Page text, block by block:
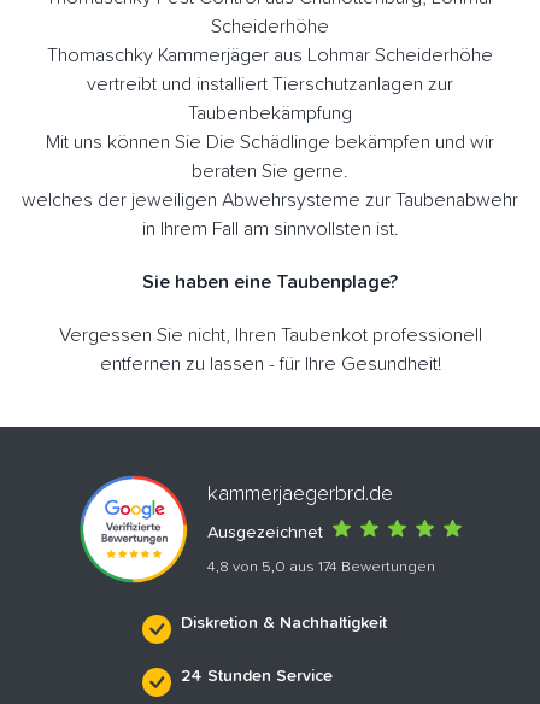
Scheiderhöhe
Thomaschky Kammerjäger aus Lohmar Scheiderhöhe
vertreibt und installiert Tierschutzanlagen zur
Taubenbekämpfung
Mit uns können Sie Die Schädlinge bekämpfen und wir
beraten Sie gerne.
welches der jeweiligen Abwehrsysteme zur Taubenabwehr
in Ihrem Fall am sinnvollsten ist.
Sie haben eine Taubenplage?
Vergessen Sie nicht, Ihren Taubenkot professionell
entfernen zu lassen - für Ihre Gesundheit!
kammerjaegerbrd.de
Ausgezeichnet
4,8 von 5,0 aus 174 Bewertungen
Diskretion & Nachhaltigkeit
24 Stunden Service